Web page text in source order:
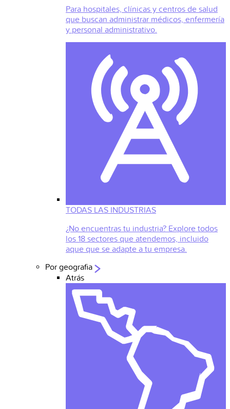
Para hospitales, clínicas y centros de salud
que buscan administrar médicos, enfermería
y personal administrativo.
TODAS LAS INDUSTRIAS
¿No encuentras tu industria? Explore todos
los 18 sectores que atendemos, incluido
aque que se adapte a tu empresa.
Por geografia
Atrás